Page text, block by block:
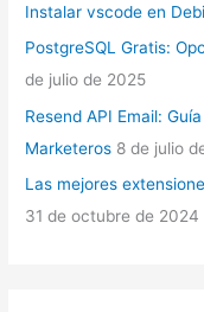
Instalar vscode en
PostgreSQL Gratis:
de julio de 2025
Resend API Email:
Marketeros 8 de julio
Las mejores
31 de octubre de 2024